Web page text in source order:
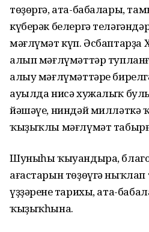
төҙөргә, ата-бабалары,
күберәк белергә
мәғлүмәт күп.
алып мәғлүмәттәр
алыу мәғлүмәттәре
ауылда нисә хужалыҡ
йәшәүе, ниндәй милләткә
ҡыҙыҡлы мәғлүмәт
Шуныһы ҡыуандыра,
ағастарын төҙөүгә ныҡлап
үҙҙәренең тарихы, ата-
ҡыҙыҡһына.